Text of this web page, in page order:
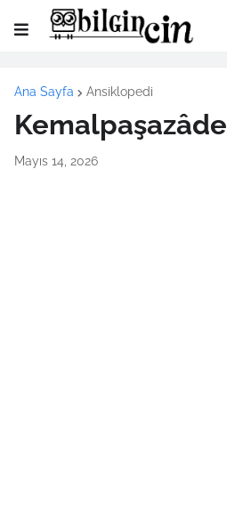
Ana Sayfa Ansiklopedi
Kemalpaşazâde
Mayıs 14, 2026